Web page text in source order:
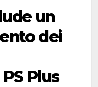
un
dei
Plus